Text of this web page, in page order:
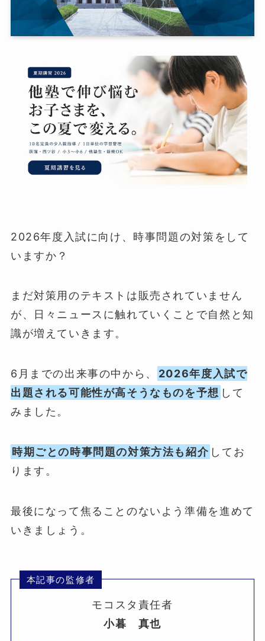
2026年度入試に向け、時事問題の対策をして
いますか？
まだ対策用のテキストは販売されていません
が、日々ニュースに触れていくことで自然と知
識が増えていきます。
6月までの出来事の中から、
2026年度入試で
出題される可能性が高そうなものを予想 して
みました。
時期ごとの時事問題の対策方法も紹介 してお
ります。
最後になって焦ることのないよう準備を進めて
いきましょう。
本記事の監修者
モコスタ責任者
小暮 真也